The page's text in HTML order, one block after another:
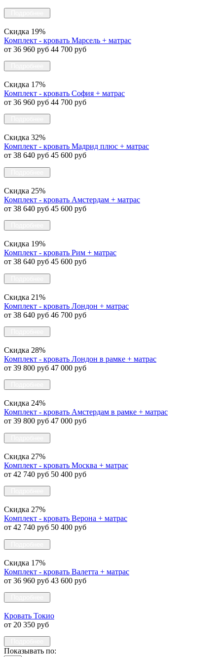
Скидка 19%
Комплект - кровать Марсель + матрас
от 36 960 руб 44 700 руб
Скидка 17%
Комплект - кровать София + матрас
от 36 960 руб 44 700 руб
Скидка 32%
Комплект - кровать Мадрид плюс + матрас
от 38 640 руб 45 600 руб
Скидка 25%
Комплект - кровать Амстердам + матрас
от 38 640 руб 45 600 руб
Скидка 19%
Комплект - кровать Рим + матрас
от 38 640 руб 45 600 руб
Скидка 21%
Комплект - кровать Лондон + матрас
от 38 640 руб 46 700 руб
Скидка 28%
Комплект - кровать Лондон в рамке + матрас
от 39 800 руб 47 000 руб
Скидка 24%
Комплект - кровать Амстердам в рамке + матрас
от 39 800 руб 47 000 руб
Скидка 27%
Комплект - кровать Москва + матрас
от 42 740 руб 50 400 руб
Скидка 27%
Комплект - кровать Верона + матрас
от 42 740 руб 50 400 руб
Скидка 17%
Комплект - кровать Валетта + матрас
от 36 960 руб 43 600 руб
Кровать Токио
от 20 350 руб
Показывать по: